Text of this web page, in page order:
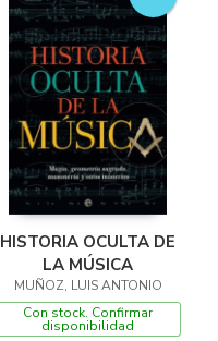
HISTORIA OCULTA DE
LA MÚSICA
MUÑOZ, LUIS ANTONIO
Con stock. Confirmar
disponibilidad